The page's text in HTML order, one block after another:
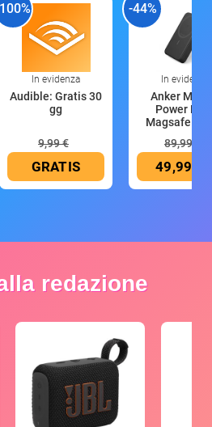
In evidenza
Audible: Gratis 30
gg
9,99 €
GRATIS
-44%
In evidenza
Anker
Power
Magsafe
89,99 €
49,99 €
redazione